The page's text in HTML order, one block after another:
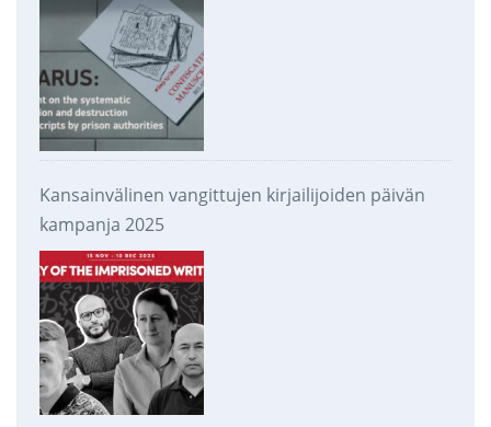
Kansainvälinen vangittujen kirjailijoiden päivän
kampanja 2025